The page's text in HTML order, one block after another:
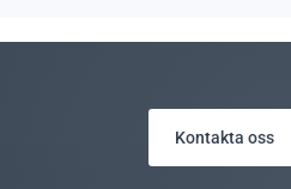
Kontakta oss